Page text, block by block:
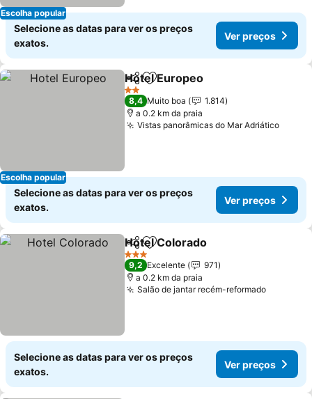
Escolha popular
Selecione as datas para ver os preços
exatos.
Ver preços
Escolha popular
PartilharAdicionar aos favoritos
Hotel Europeo
2 Estrelas
8,4 Muito boa
1.814
a 0.2 km da praia
Vistas panorâmicas do Mar Adriático
Selecione as datas para ver os preços
exatos.
Ver preços
PartilharAdicionar aos favoritos
Hotel Colorado
3 Estrelas
9,2 Excelente
971
a 0.2 km da praia
Salão de jantar recém-reformado
Selecione as datas para ver os preços
exatos.
Ver preços